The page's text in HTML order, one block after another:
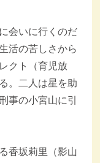
会いに行くのだ
活の苦しさから
クト（育児放
。二人は星を助
事の小宮山に引
香坂莉里（影山